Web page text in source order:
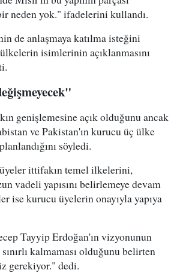
neden yok." ifadelerini kullandı.
de anlaşmaya katılma isteğini
isimlerinin açıklanmasını
genişlemesine açık olduğunu ancak
ve Pakistan'ın kurucu üç ülke
söyledi.
ittifakın temel ilkelerini,
vadeli yapısını belirlemeye devam
ise kurucu üyelerin onayıyla yapıya
Tayyip Erdoğan'ın vizyonunun
kalmaması olduğunu belirten
gerekiyor." dedi.